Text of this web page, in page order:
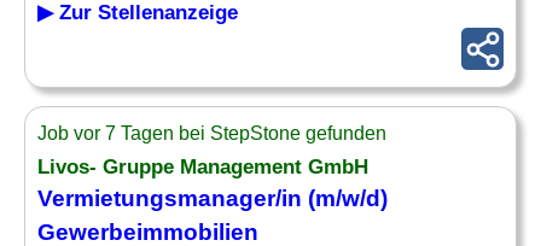
▶ Zur Stellenanzeige
Job vor 7 Tagen bei StepStone gefunden
Livos- Gruppe Management GmbH
Vermietungsmanager/in (m/w/d)
Gewerbeimmobilien